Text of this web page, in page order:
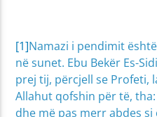
[1]Namazi i pendimit
në sunet. Ebu Bekër Es-
prej tij, përcjell se Profeti,
Allahut qofshin për të,
dhe më pas merr abdes